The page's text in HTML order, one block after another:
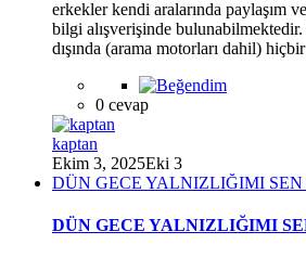
erkekler kendi aralarında paylaşım
bilgi alışverişinde
dışında (arama motorları dahil)
0 cevap
kaptan
Ekim 3, 2025Eki 3
DÜN GECE YALNIZLIĞIMI
DÜN GECE YALNIZLIĞIMI